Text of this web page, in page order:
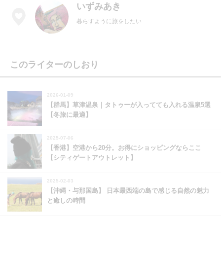
いずみあき
暮らすように旅をしたい
このライターのしおり
2026-01-09
【群馬】草津温泉｜タトゥーが入ってても入れる温泉5選
【冬旅に最適】
2025-07-06
【香港】空港から20分。お得にショッピングならここ
【シティゲートアウトレット】
2025-02-03
【沖縄・与那国島】 日本最西端の島で感じる自然の魅力
と癒しの時間